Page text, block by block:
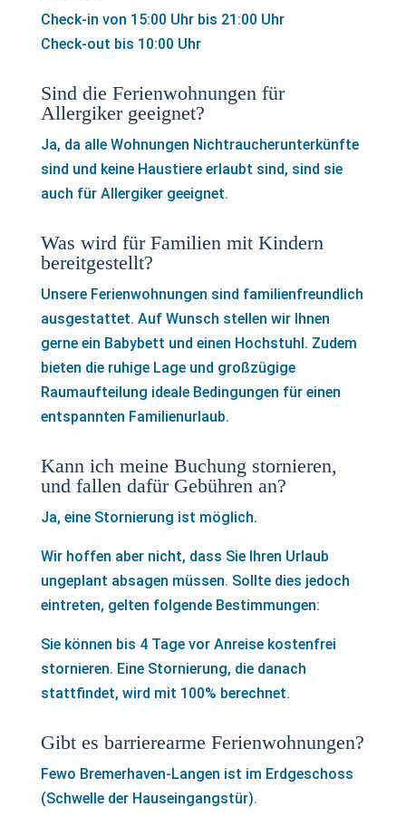
Check-in von 15:00 Uhr bis 21:00 Uhr
Check-out bis 10:00 Uhr
Sind die Ferienwohnungen für
Allergiker geeignet?
Ja, da alle Wohnungen Nichtraucherunterkünfte
sind und keine Haustiere erlaubt sind, sind sie
auch für Allergiker geeignet.
Was wird für Familien mit Kindern
bereitgestellt?
Unsere Ferienwohnungen sind familienfreundlich
ausgestattet. Auf Wunsch stellen wir Ihnen
gerne ein Babybett und einen Hochstuhl. Zudem
bieten die ruhige Lage und großzügige
Raumaufteilung ideale Bedingungen für einen
entspannten Familienurlaub.
Kann ich meine Buchung stornieren,
und fallen dafür Gebühren an?
Ja, eine Stornierung ist möglich.
Wir hoffen aber nicht, dass Sie Ihren Urlaub
ungeplant absagen müssen. Sollte dies jedoch
eintreten, gelten folgende Bestimmungen:
Sie können bis 4 Tage vor Anreise kostenfrei
stornieren. Eine Stornierung, die danach
stattfindet, wird mit 100% berechnet.
Gibt es barrierearme Ferienwohnungen?
Fewo Bremerhaven-Langen ist im Erdgeschoss
(Schwelle der Hauseingangstür).